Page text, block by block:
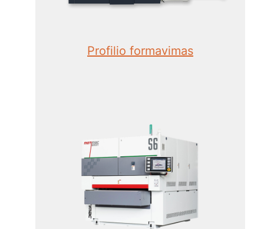
Profilio formavimas